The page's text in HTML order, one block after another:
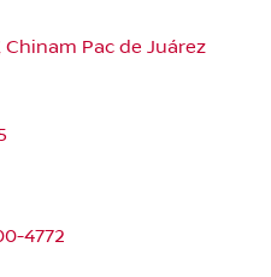
Chinam Pac de Juárez
4772